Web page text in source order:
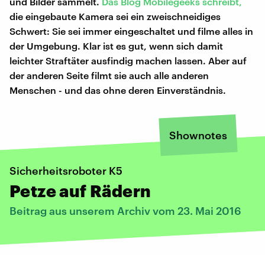
die eingebaute Kamera sei ein zweischneidiges
Schwert: Sie sei immer eingeschaltet und filme alles in
der Umgebung. Klar ist es gut, wenn sich damit
leichter Straftäter ausfindig machen lassen. Aber auf
der anderen Seite filmt sie auch alle anderen
Menschen - und das ohne deren Einverständnis.
Shownotes
Sicherheitsroboter K5
Petze auf Rädern
Beitrag aus unserem Archiv vom 23. Mai 2016